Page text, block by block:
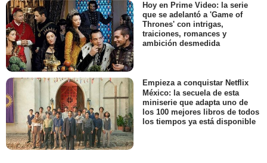
Hoy en Prime Video: la serie
que se adelantó a 'Game of
Thrones' con intrigas,
traiciones, romances y
ambición desmedida
Empieza a conquistar Netflix
México: la secuela de esta
miniserie que adapta uno de
los 100 mejores libros de todos
los tiempos ya está disponible